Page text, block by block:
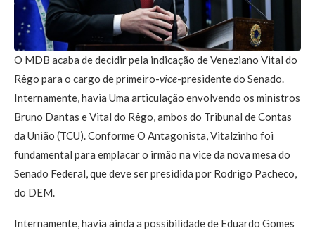
O MDB acaba de decidir pela indicação de Veneziano Vital do
Rêgo para o cargo de primeiro-vice-presidente do Senado.
Internamente, havia Uma articulação envolvendo os ministros
Bruno Dantas e Vital do Rêgo, ambos do Tribunal de Contas
da União (TCU). Conforme O Antagonista, Vitalzinho foi
fundamental para emplacar o irmão na vice da nova mesa do
Senado Federal, que deve ser presidida por Rodrigo Pacheco,
do DEM.
Internamente, havia ainda a possibilidade de Eduardo Gomes